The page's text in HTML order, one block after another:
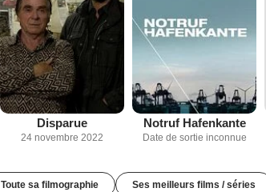
Disparue
24 novembre 2022
Notruf Hafenkante
Date de sortie inconnue
Toute sa filmographie Ses meilleurs films / séries